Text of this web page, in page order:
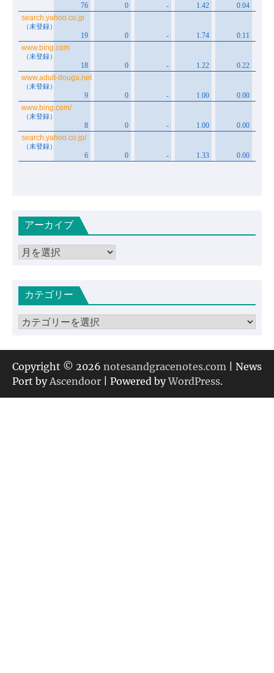
アーカイブ
ア
イカテゴリー
カ
ゴ
リ
ー
Copyright © 2026 notesandgracenotes.com | News
Port byAscendoor | Powered byWordPress.